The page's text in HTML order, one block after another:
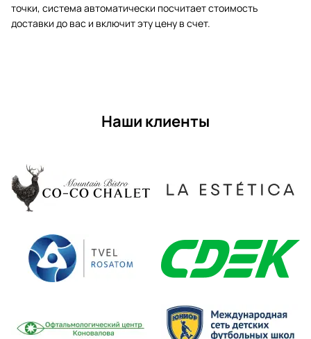
точки, система автоматически посчитает стоимость
доставки до вас и включит эту цену в счет.
Наши клиенты